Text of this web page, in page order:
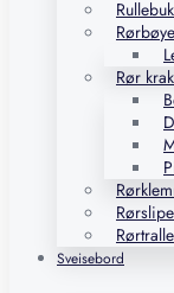
Rør
Rørtralle
Sveisebord